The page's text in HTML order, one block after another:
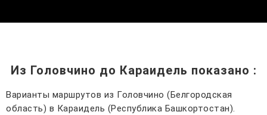
Из Головчино до Караидель показано :
Варианты маршрутов из Головчино (Белгородская
область) в Караидель (Республика Башкортостан).